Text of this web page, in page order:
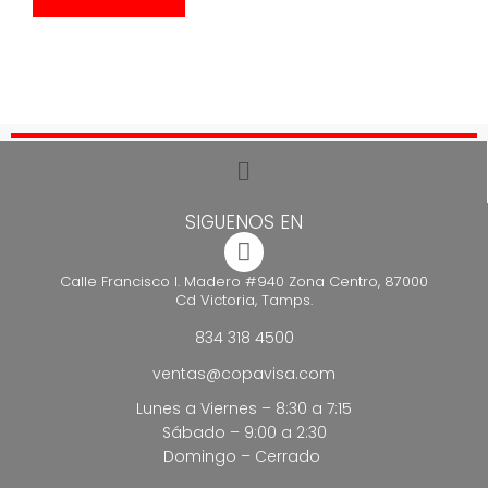
SIGUENOS EN
Calle Francisco I. Madero #940 Zona Centro, 87000
Cd Victoria, Tamps.
834 318 4500
ventas@copavisa.com
Lunes a Viernes – 8:30 a 7:15
Sábado – 9:00 a 2:30
Domingo – Cerrado